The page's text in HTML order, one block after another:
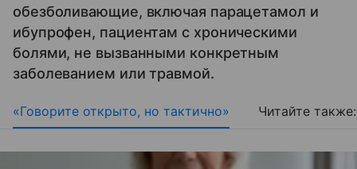
обезболивающие, включая парацетамол и
ибупрофен, пациентам с хроническими
болями, не вызванными конкретным
заболеванием или травмой.
«Говорите открыто, но тактично» Читайте также: